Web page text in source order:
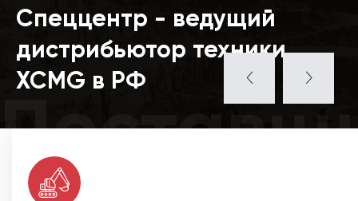
Спеццентр - ведущий
дистрибьютор техники
XCMG в РФ